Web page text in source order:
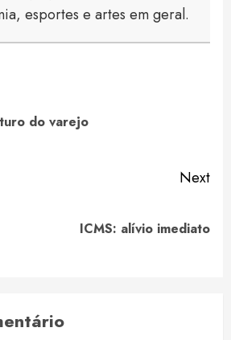
esportes e artes em geral.
do varejo
Next
ICMS: alívio imediato